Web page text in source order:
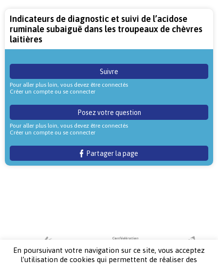
Indicateurs de diagnostic et suivi de l’acidose
ruminale subaiguë dans les troupeaux de chèvres
laitières
Suivre
Pour aller plus loin, vous devez être connectés
Créer un compte ou se connecter
Posez votre question
Pour aller plus loin, vous devez être connectés
Créer un compte ou se connecter
Partager la page
En poursuivant votre navigation sur ce site, vous acceptez
l’utilisation de cookies qui permettent de réaliser des